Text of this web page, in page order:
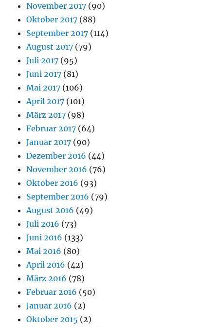
November 2017 (90)
Oktober 2017 (88)
September 2017 (114)
August 2017 (79)
Juli 2017 (95)
Juni 2017 (81)
Mai 2017 (106)
April 2017 (101)
März 2017 (98)
Februar 2017 (64)
Januar 2017 (90)
Dezember 2016 (44)
November 2016 (76)
Oktober 2016 (93)
September 2016 (79)
August 2016 (49)
Juli 2016 (73)
Juni 2016 (133)
Mai 2016 (80)
April 2016 (42)
März 2016 (78)
Februar 2016 (50)
Januar 2016 (2)
Oktober 2015 (2)